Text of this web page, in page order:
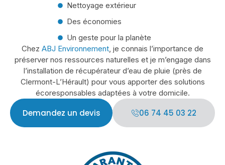
Nettoyage extérieur
Des économies
Un geste pour la planète
Chez ABJ Environnement, je connais l’importance de
préserver nos ressources naturelles et je m’engage dans
l’installation de récupérateur d’eau de pluie (près de
Clermont-L’Hérault) pour vous apporter des solutions
écoresponsables adaptées à votre domicile.
Demandez un devis 06 74 45 03 22